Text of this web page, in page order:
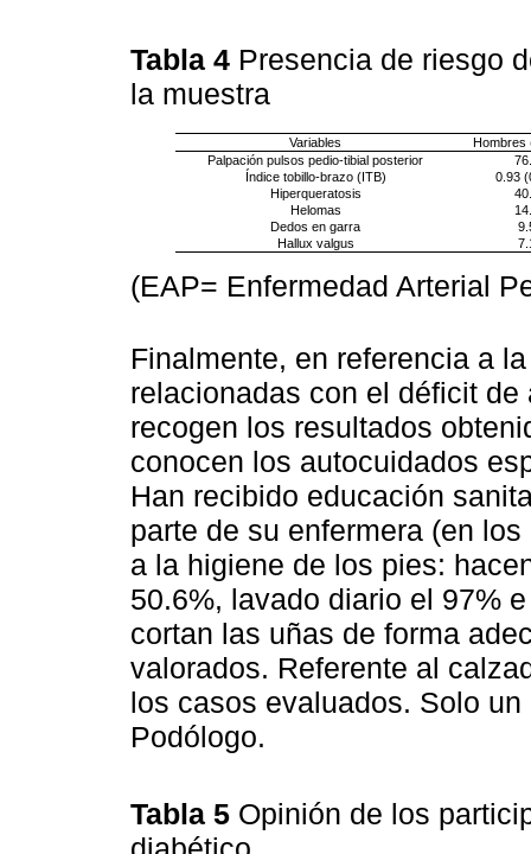
Tabla 4 Presencia de riesgo
la muestra
Variables
Hombres
Palpación pulsos pedio-tibial posterior
Índice tobillo-brazo (ITB)
0.93
Hiperqueratosis
Helomas
Dedos en garra
Hallux valgus
(EAP= Enfermedad Arterial
Finalmente, en referencia a
relacionadas con el déficit
recogen los resultados
conocen los autocuidados
Han recibido educación
parte de su enfermera (en
a la higiene de los pies:
50.6%, lavado diario el 97%
cortan las uñas de forma
valorados. Referente al
los casos evaluados. Solo
Podólogo.
Tabla 5 Opinión de los